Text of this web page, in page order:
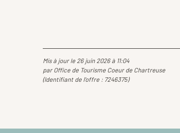
Mis à jour le 26 juin 2026 à 11:04
par Office de Tourisme Coeur de Chartreuse
(Identifiant de l'offre : 7246375)